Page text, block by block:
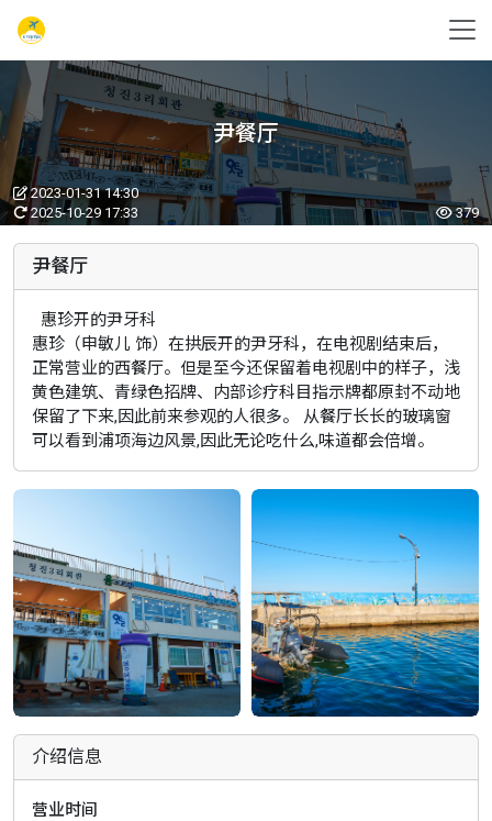
尹餐厅
2023-01-31 14:30
2025-10-29 17:33
379
尹餐厅
惠珍开的尹牙科
惠珍（申敏儿 饰）在拱辰开的尹牙科，在电视剧结束后，
正常营业的西餐厅。但是至今还保留着电视剧中的样子，浅
黄色建筑、青绿色招牌、内部诊疗科目指示牌都原封不动地
保留了下来,因此前来参观的人很多。 从餐厅长长的玻璃窗
可以看到浦项海边风景,因此无论吃什么,味道都会倍增。
介绍信息
营业时间